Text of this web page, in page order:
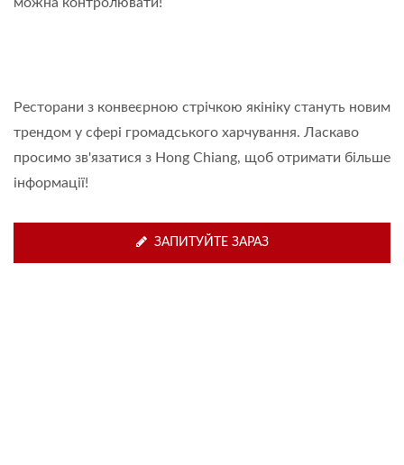
Ресторани з конвеєрною стрічкою якініку стануть новим
трендом у сфері громадського харчування. Ласкаво
просимо зв'язатися з Hong Chiang, щоб отримати більше
інформації!
ЗАПИТУЙТЕ ЗАРАЗ